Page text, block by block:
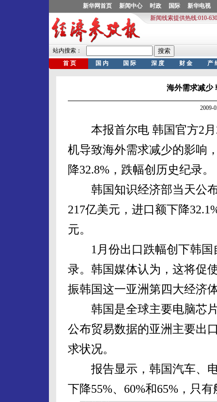
海外需求减少
2009-
本报首尔电 韩国官方2月
机导致海外需求减少的影响
降32.8%，跌幅创历史纪录。
韩国知识经济部当天公布
217亿美元，进口额下降
元。
1月份出口跌幅创下韩国
录。韩国媒体认为，这将促
振韩国这一亚洲第四大经济
韩国是全球主要电脑芯片
公布贸易数据的亚洲主要出
求状况。
报告显示，韩国汽车、电
下降55%、60%和65%，只